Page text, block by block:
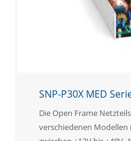
SNP-P30X MED
Die Open Frame
verschiedenen